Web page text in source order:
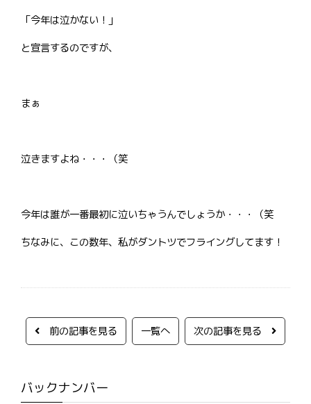
「今年は泣かない！」
と宣言するのですが、
まぁ
泣きますよね・・・（笑
今年は誰が一番最初に泣いちゃうんでしょうか・・・（笑
ちなみに、この数年、私がダントツでフライングしてます！
前の記事を見る 一覧へ 次の記事を見る
バックナンバー